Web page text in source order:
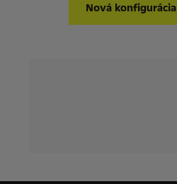
Nová konfigurácia